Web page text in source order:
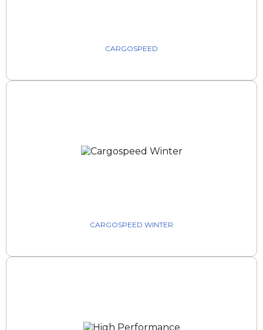
CARGOSPEED
CARGOSPEED WINTER